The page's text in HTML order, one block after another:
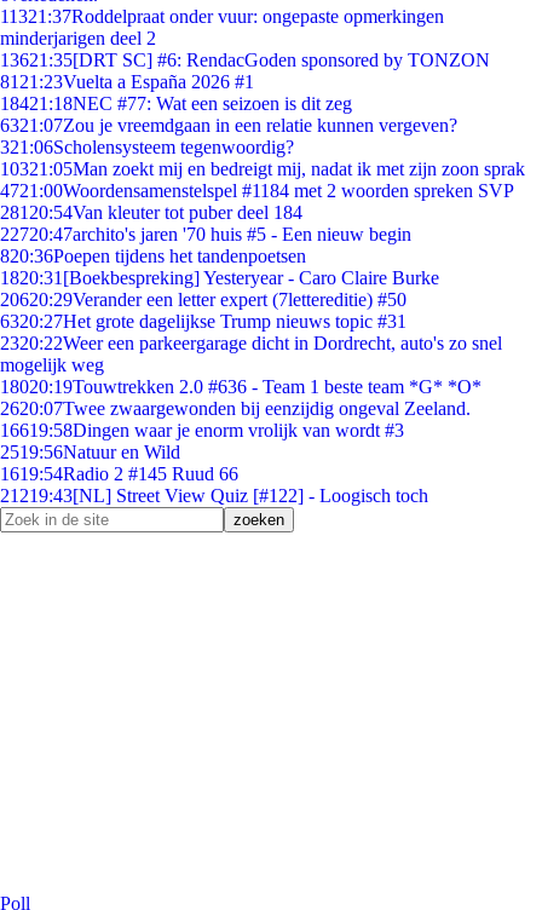
11321:37Roddelpraat onder vuur: ongepaste opmerkingen
minderjarigen deel 2
13621:35[DRT SC] #6: RendacGoden sponsored by TONZON
81 21:23Vuelta a España 2026 #1
18421:18NEC #77: Wat een seizoen is dit zeg
6321:07Zou je vreemdgaan in een relatie kunnen vergeven?
321:06Scholensysteem tegenwoordig?
10321:05Man zoekt mij en bedreigt mij, nadat ik met zijn zoon sprak
4721:00Woordensamenstelspel #1184 met 2 woorden spreken SVP
281 20:54Van kleuter tot puber deel 184
22720:47archito's jaren '70 huis #5 - Een nieuw begin
820:36Poepen tijdens het tandenpoetsen
1820:31 [Boekbespreking] Yesteryear - Caro Claire Burke
20620:29Verander een letter expert (7lettereditie) #50
6320:27Het grote dagelijkse Trump nieuws topic #31
2320:22Weer een parkeergarage dicht in Dordrecht, auto's zo snel
mogelijk weg
18020:19Touwtrekken 2.0 #636 - Team 1 beste team *G* *O*
2620:07Twee zwaargewonden bij eenzijdig ongeval Zeeland.
16619:58Dingen waar je enorm vrolijk van wordt #3
2519:56Natuur en Wild
1619:54Radio 2 #145 Ruud 66
21219:43[NL] Street View Quiz [#122] - Loogisch toch
Poll